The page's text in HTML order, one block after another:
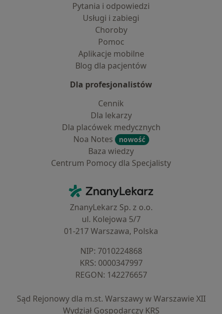
Pytania i odpowiedzi
Usługi i zabiegi
Choroby
Pomoc
Aplikacje mobilne
Blog dla pacjentów
Dla profesjonalistów
Cennik
Dla lekarzy
Dla placówek medycznych
Noa Notes
nowość
Baza wiedzy
Centrum Pomocy dla Specjalisty
ZnanyLekarz - Strona główna
ZnanyLekarz Sp. z o.o.
ul. Kolejowa 5/7
01-217 Warszawa, Polska
NIP: ⁠7010224868
KRS: ⁠0000347997
REGON: ⁠142276657
Sąd Rejonowy dla m.st. Warszawy w Warszawie XII
Wydział Gospodarczy KRS